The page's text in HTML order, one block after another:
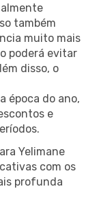
também
muito mais
poderá evitar
disso, o
época do ano,
e
Yelimane
com os
profunda